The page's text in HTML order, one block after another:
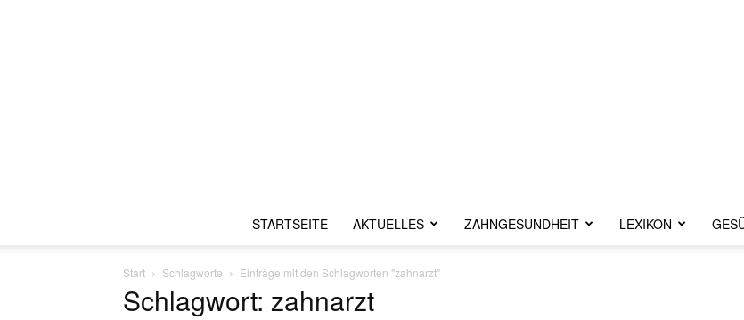
STARTSEITE AKTUELLES ZAHNGESUNDHEIT LEXIKON
Start Schlagworte Einträge mit den Schlagworten "zahnarzt"
Schlagwort: zahnarzt